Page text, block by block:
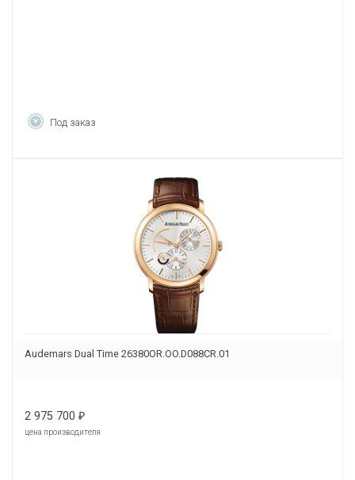
Под заказ
Audemars Dual Time 26380OR.OO.D088CR.01
2 975 700 ₽
цена производителя